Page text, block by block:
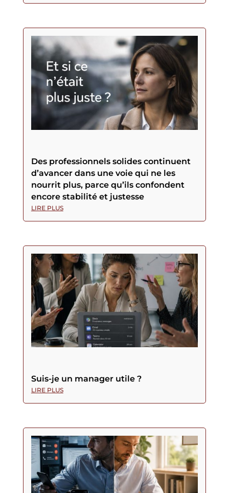
Des professionnels solides continuent
d’avancer dans une voie qui ne les
nourrit plus, parce qu’ils confondent
encore stabilité et justesse
LIRE PLUS
Suis-je un manager utile ?
LIRE PLUS